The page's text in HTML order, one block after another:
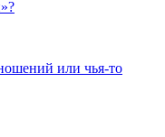
или чья-то